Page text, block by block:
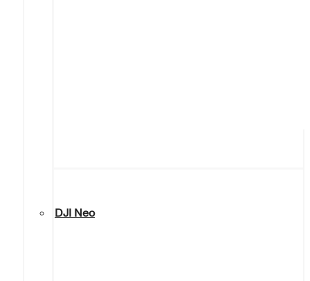
DJI Neo